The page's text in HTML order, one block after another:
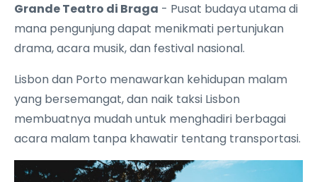
Grande Teatro di Braga - Pusat budaya utama di
mana pengunjung dapat menikmati pertunjukan
drama, acara musik, dan festival nasional.
Lisbon dan Porto menawarkan kehidupan malam
yang bersemangat, dan naik taksi Lisbon
membuatnya mudah untuk menghadiri berbagai
acara malam tanpa khawatir tentang transportasi.